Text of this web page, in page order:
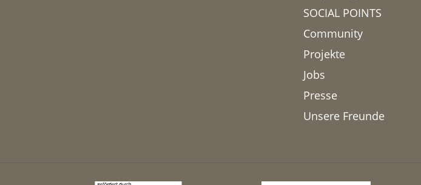
SOCIAL POINTS
Community
Projekte
Jobs
Presse
Unsere Freunde